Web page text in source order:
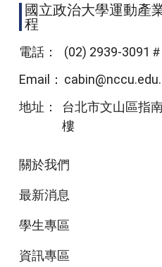
國立政治大學運動產
程
電話：
(02) 2939-3091
Email：
地址：
台北市文山區指
樓
頁尾選單
關於我們
最新消息
學生專區
資訊專區